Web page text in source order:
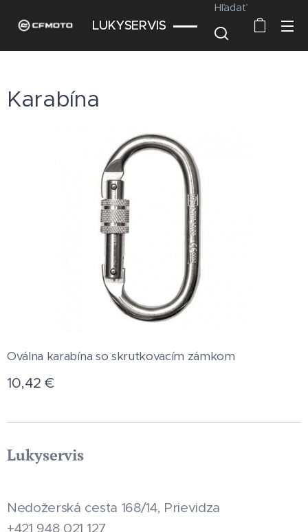
LUKYSERVIS
Hľadať
Karabína
Oválna karabína so skrutkovacím zámkom
10,42 €
Lukyservis
Nedožerská cesta 168/14, Prievidza
+421 948 021 127